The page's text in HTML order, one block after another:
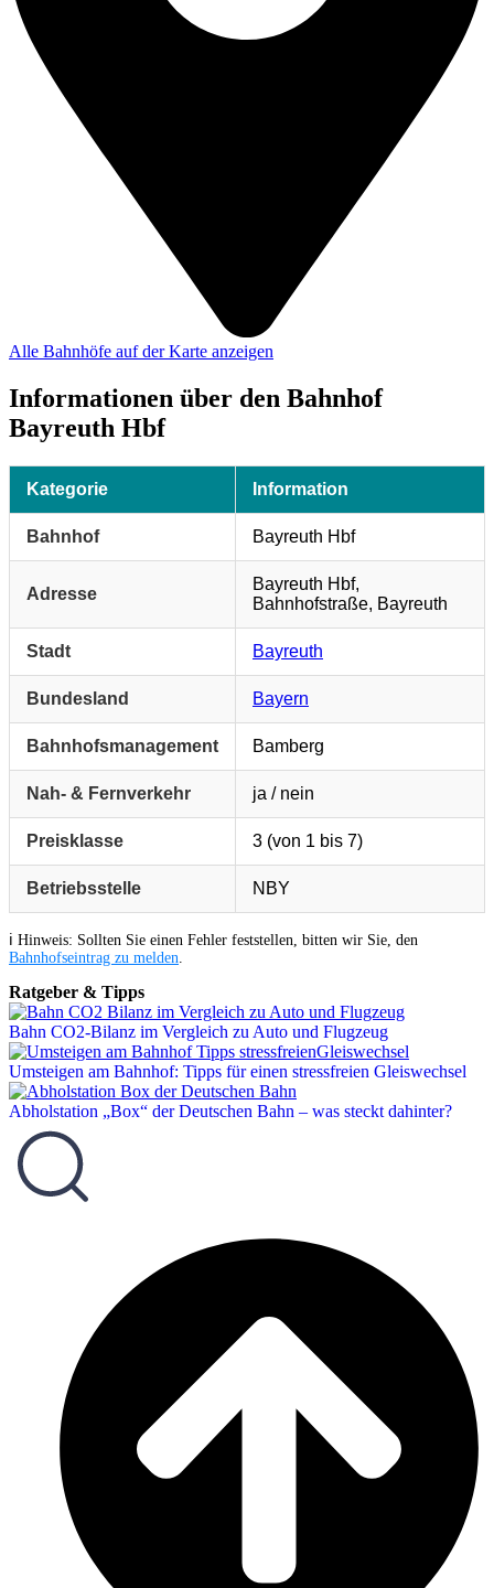
Alle Bahnhöfe auf der Karte anzeigen
Informationen über den Bahnhof
Bayreuth Hbf
Kategorie Information
Bahnhof Bayreuth Hbf
Adresse
Bayreuth Hbf,
Bahnhofstraße, Bayreuth
Stadt Bayreuth
Bundesland Bayern
Bahnhofsmanagement Bamberg
Nah- & Fernverkehr ja / nein
Preisklasse 3 (von 1 bis 7)
Betriebsstelle NBY
ℹ️ Hinweis: Sollten Sie einen Fehler feststellen, bitten wir Sie, den
Bahnhofseintrag zu melden
Ratgeber & Tipps
Bahn CO2-Bilanz im Vergleich zu Auto und Flugzeug
Umsteigen am Bahnhof: Tipps für einen stressfreien Gleiswechsel
Abholstation „Box“ der Deutschen Bahn – was steckt dahinter?